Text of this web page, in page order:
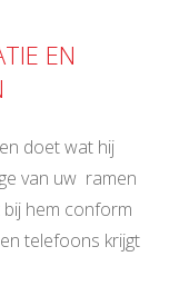
EN
doet wat hij
van uw ramen
hem conform
telefoons krijgt